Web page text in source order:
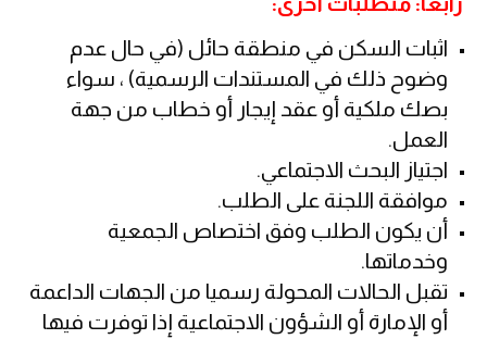
اثبات السكن في منطقة حائل (في حال عدم
وضوح ذلك في المستندات الرسمية) ، سواء
بصك ملكية أو عقد إيجار أو خطاب من جهة
العمل.
اجتياز البحث الاجتماعي.
موافقة اللجنة على الطلب.
أن يكون الطلب وفق اختصاص الجمعية
وخدماتها.
تقبل الحالات المحولة رسميا من الجهات الداعمة
أو الإمارة أو الشؤون الاجتماعية إذا توفرت فيها